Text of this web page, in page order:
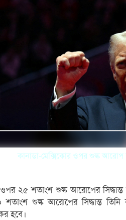
কানাডা-মেক্সিকোর ওপর শুল্ক আরোপ
২৫ শতাংশ শুল্ক আরোপের সিদ্ধান্ত
শুল্ক আরোপের সিদ্ধান্ত
হবে।